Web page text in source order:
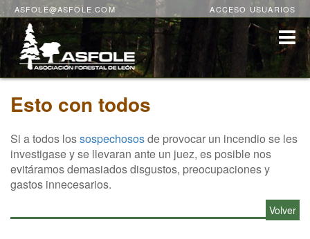
ASFOLE@ASFOLE.COM ACCESO USUARIOS
Esto con todos
Si a todos lossospechososde provocar un incendio se les
investigase y se llevaran ante un juez, es posible nos
evitáramos demasiados disgustos, preocupaciones y
gastos innecesarios.
Volver